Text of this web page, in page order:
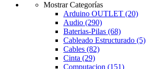
Mostrar Categorías
Arduino OUTLET (20)
Audio (290)
Baterias-Pilas (68)
Cableado Estructurado (5)
Cables (82)
Cinta (29)
Computacion (151)